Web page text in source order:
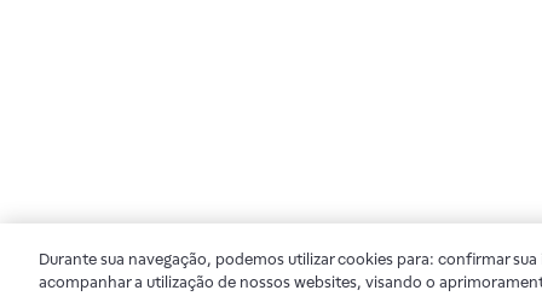
Durante sua navegação, podemos utilizar cookies para: confirmar
acompanhar a utilização de nossos websites, visando o